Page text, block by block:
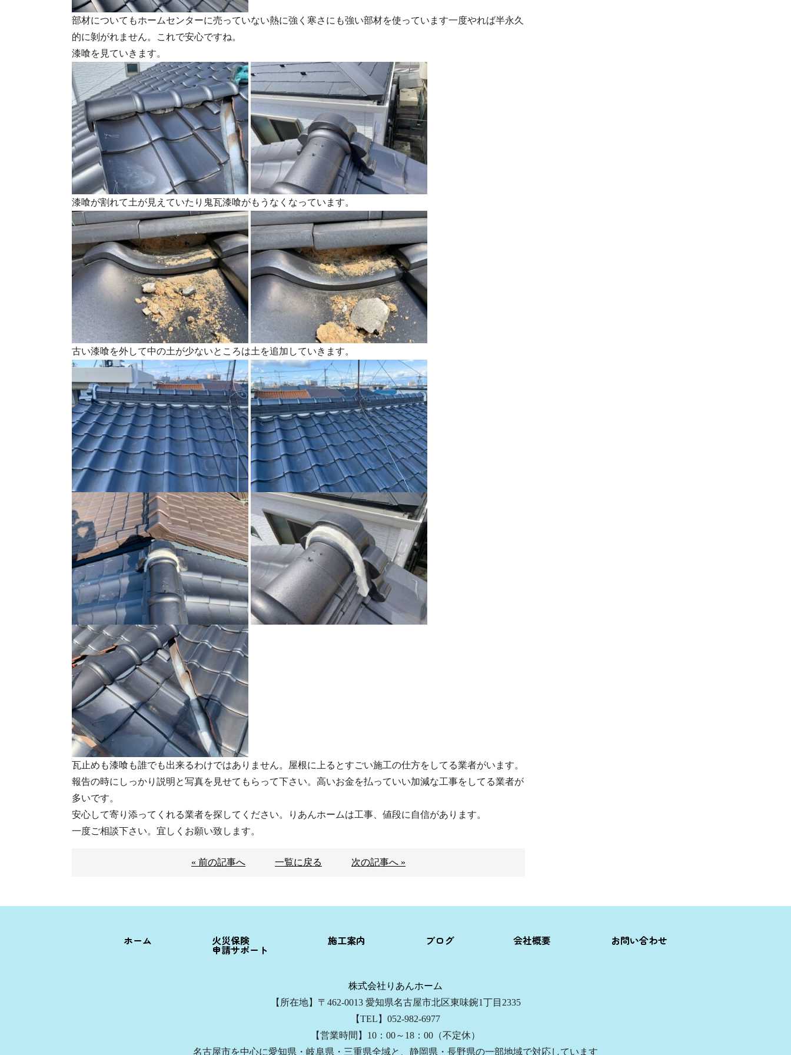
部材についてもホームセンターに売っていない熱に強く寒さにも強い部材を使っています一度やれば半永久
的に剝がれません。これで安心ですね。
漆喰を見ていきます。
漆喰が割れて土が見えていたり鬼瓦漆喰がもうなくなっています。
古い漆喰を外して中の土が少ないところは土を追加していきます。
瓦止めも漆喰も誰でも出来るわけではありません。屋根に上るとすごい施工の仕方をしてる業者がいます。
報告の時にしっかり説明と写真を見せてもらって下さい。高いお金を払っていい加減な工事をしてる業者が
多いです。
安心して寄り添ってくれる業者を探してください。りあんホームは工事、値段に自信があります。
一度ご相談下さい。宜しくお願い致します。
« 前の記事へ 一覧に戻る 次の記事へ »
ホーム 火災保険
申請サポート
施工案内 ブログ 会社概要 お問い合わせ
株式会社りあんホーム
【所在地】〒462-0013 愛知県名古屋市北区東味鋺1丁目2335
【TEL】052-982-6977
【営業時間】10：00～18：00（不定休）
名古屋市を中心に愛知県・岐阜県・三重県全域と、静岡県・長野県の一部地域で対応しています